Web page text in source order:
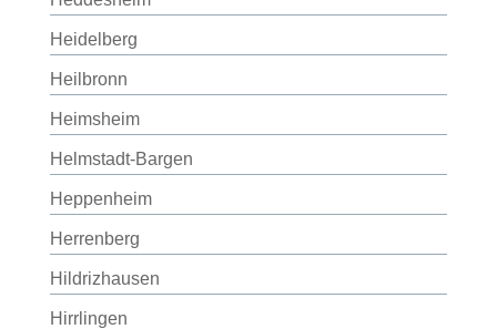
Heidelberg
Heilbronn
Heimsheim
Helmstadt-Bargen
Heppenheim
Herrenberg
Hildrizhausen
Hirrlingen